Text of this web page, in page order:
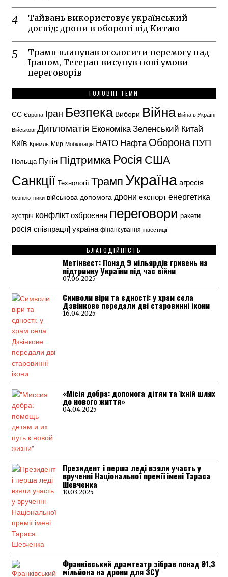
Тайвань використовує український
досвід: дрони в обороні від Китаю
Трамп планував оголосити перемогу над
Іраном, Тегеран висунув нові умови
переговорів
ГОЛОВНІ ТЕМИ
ЄС Європа Іран Безпека Вибори Війна Війна в Україні
Військові Дипломатія ЕкономікаЗеленський Китай
Київ Кремль Мир Мобілізація НАТО НафтаОборонаПУП
Польща Путін Підтримка РосіяСША
Санкції Технології ТрампУкраїнаагресія
безпілотники військова допомога дрони експорт енергетика
зустріч конфлікт озброєння переговори ракети
росія співпраця] україна фінансування інвестиції
БЛАГОДІЙНІСТЬ
Метінвест: Понад 9 мільярдів гривень на
підтримку України під час війни
07.06.2025
Символи віри та єдності: у храм села
Дзвінкове передали дві старовинні ікони
16.04.2025
«Місія добра: допомога дітям та їхній шлях
до нового життя»
04.04.2025
Президент і перша леді взяли участь у
врученні Національної премії імені Тараса
Шевченка
10.03.2025
Франківський драмтеатр зібрав понад ₴1,3
мільйона на дрони для ЗСУ